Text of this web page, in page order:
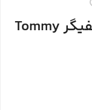
ساعت مچی مردانه تامی هیلفیگر Tommy